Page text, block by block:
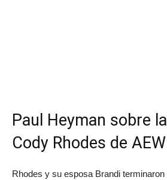
Paul Heyman sobre
Cody Rhodes de AEW
Rhodes y su esposa Brandi